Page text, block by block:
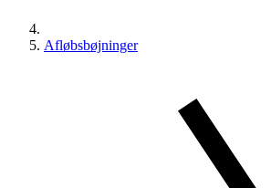
Afløbsbøjninger